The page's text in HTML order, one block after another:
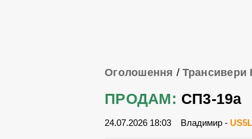
Оголошення / Трансивери
ПРОДАМ: СП3-19а
24.07.2026 18:03 Владимир -